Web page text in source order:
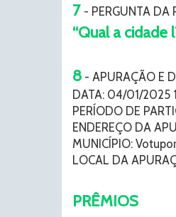
7 - PERGUNTA DA
“Qual a cidade
8 - APURAÇÃO E
DATA: 04/01/2025
PERÍODO DE
ENDEREÇO DA
MUNICÍPIO:
LOCAL DA
PRÊMIOS